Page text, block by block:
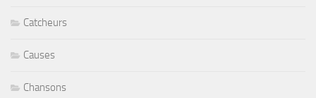
Catcheurs
Causes
Chansons